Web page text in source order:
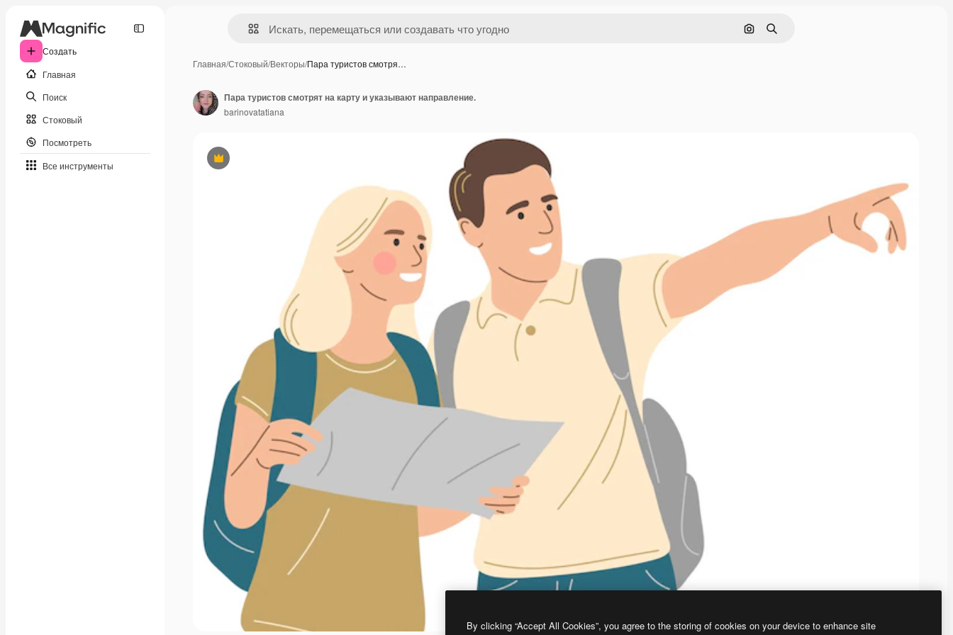
Создать
Главная
Поиск
Стоковый
Посмотреть
Все инструменты
Поиск по изображению
Поиск
Главная/Стоковый/Векторы/Пара туристов смотря…
Премиум
Пара туристов смотрят на карту и указывают направление.
barinovatatiana
By clicking “Accept All Cookies”, you agree to the storing of cookies on your device to enhance site